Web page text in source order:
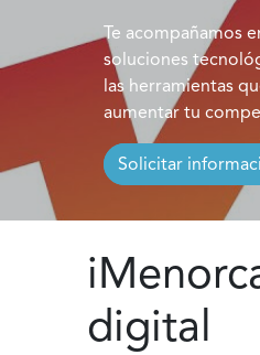
Te acompañamos
soluciones
las herramientas
aumentar tu
Solicitar
digital